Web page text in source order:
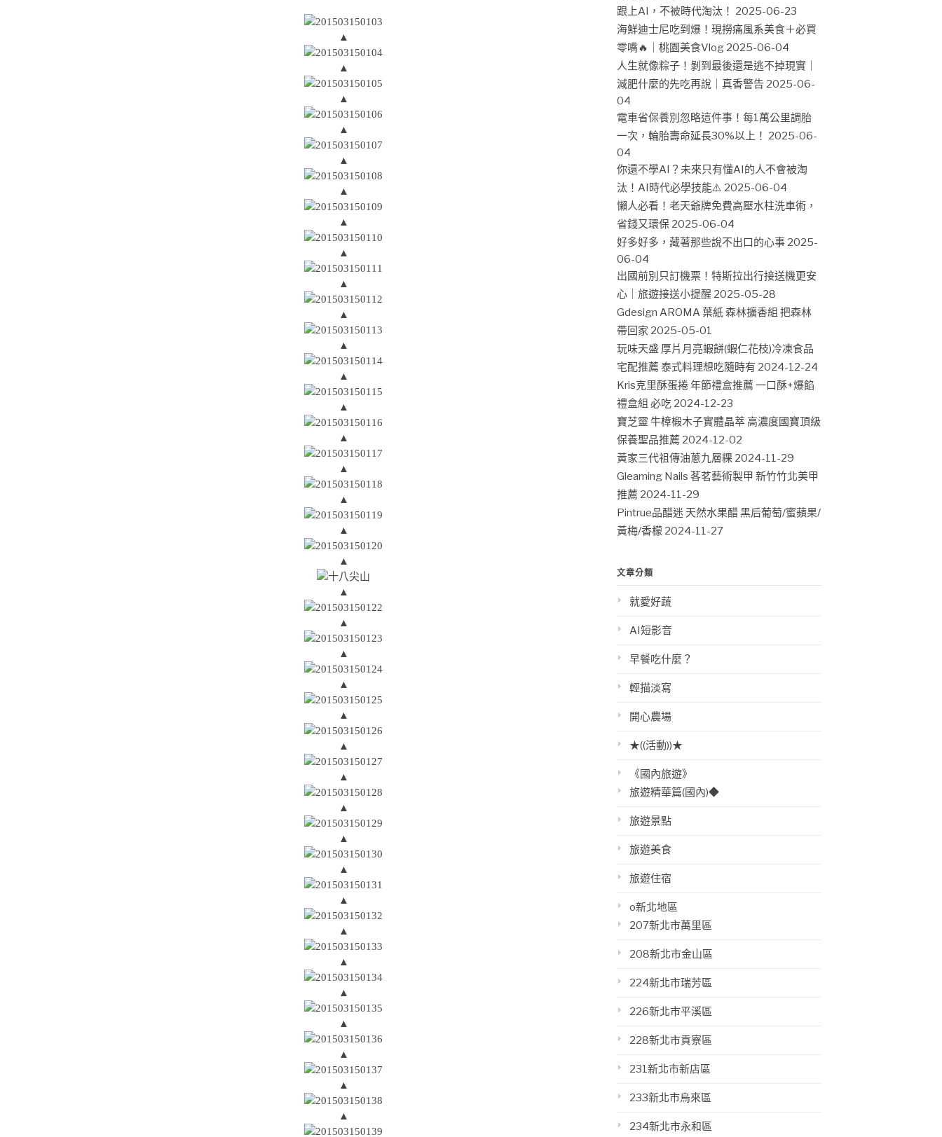
▲
▲
▲
▲
▲
▲
▲
▲
▲
▲
▲
▲
▲
▲
▲
▲
▲
▲
▲
▲
▲
▲
▲
▲
▲
▲
▲
▲
▲
▲
▲
▲
▲
▲
▲
▲
跟上AI，不被時代淘汰！ 2025-06-23
海鮮迪士尼吃到爆！現撈痛風系美食＋必買
零嘴🔥｜桃園美食Vlog 2025-06-04
人生就像粽子！剝到最後還是逃不掉現實｜
減肥什麼的先吃再說｜真香警告 2025-06-
04
電車省保養別忽略這件事！每1萬公里調胎
一次，輪胎壽命延長30%以上！ 2025-06-
04
你還不學AI？未來只有懂AI的人不會被淘
汰！AI時代必學技能⚠️ 2025-06-04
懶人必看！老天爺牌免費高壓水柱洗車術，
省錢又環保 2025-06-04
好多好多，藏著那些說不出口的心事 2025-
06-04
出國前別只訂機票！特斯拉出行接送機更安
心｜旅遊接送小提醒 2025-05-28
Gdesign AROMA 葉紙 森林擴香組 把森林
帶回家 2025-05-01
玩味天盛 厚片月亮蝦餅(蝦仁花枝)冷凍食品
宅配推薦 泰式料理想吃隨時有 2024-12-24
Kris克里酥蛋捲 年節禮盒推薦 一口酥+爆餡
禮盒組 必吃 2024-12-23
寶芝靈 牛樟椴木子實體晶萃 高濃度國寶頂級
保養聖品推薦 2024-12-02
黃家三代祖傳油蔥九層粿 2024-11-29
Gleaming Nails 茖茗藝術製甲 新竹竹北美甲
推薦 2024-11-29
Pintrue品醋迷 天然水果醋 黑后葡萄/蜜蘋果/
黃梅/香檬 2024-11-27
文章分類
就愛好蔬
AI短影音
早餐吃什麼？
輕描淡寫
開心農場
★((活動))★
《國內旅遊》
旅遊精華篇(國內)◆
旅遊景點
旅遊美食
旅遊住宿
o新北地區
207新北市萬里區
208新北市金山區
224新北市瑞芳區
226新北市平溪區
228新北市貢寮區
231新北市新店區
233新北市烏來區
234新北市永和區